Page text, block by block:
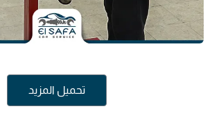
تحميل المزيد